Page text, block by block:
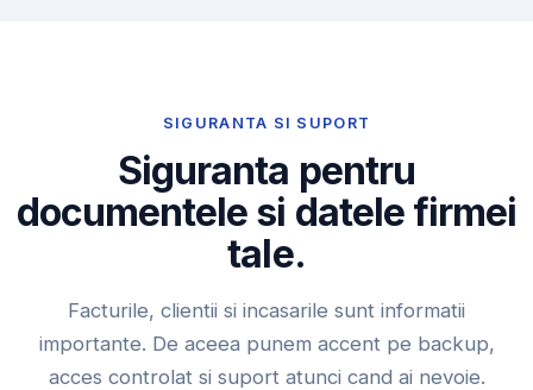
SIGURANTA SI SUPORT
Siguranta pentru
documentele si datele firmei
tale.
Facturile, clientii si incasarile sunt informatii
importante. De aceea punem accent pe backup,
acces controlat si suport atunci cand ai nevoie.